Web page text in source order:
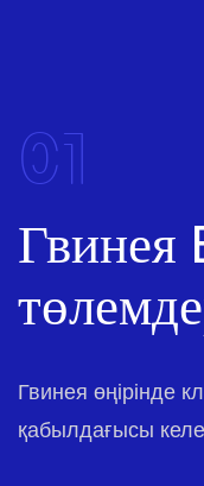
01
Гвинея өңірінде
қабылдағысы